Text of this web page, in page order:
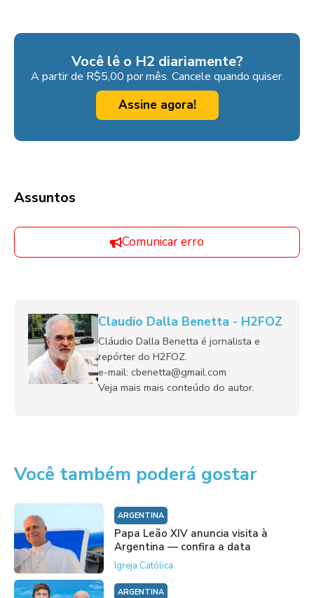
Você lê o H2 diariamente?
A partir de R$5,00 por mês. Cancele quando quiser.
Assine agora!
Assuntos
Comunicar erro
Claudio Dalla Benetta - H2FOZ
Cláudio Dalla Benetta é jornalista e
repórter do H2FOZ.
e-mail: cbenetta@gmail.com
Veja mais mais conteúdo do autor.
Você também poderá gostar
ARGENTINA
Papa Leão XIV anuncia visita à
Argentina — confira a data
Igreja Católica
ARGENTINA